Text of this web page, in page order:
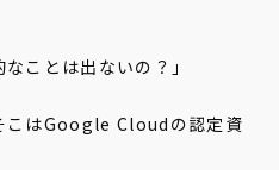
ことは出ないの？」
こはGoogle Cloudの認定資